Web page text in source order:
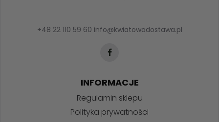
+48 22 110 59 60 info@kwiatowadostawa.pl
INFORMACJE
Regulamin sklepu
Polityka prywatności